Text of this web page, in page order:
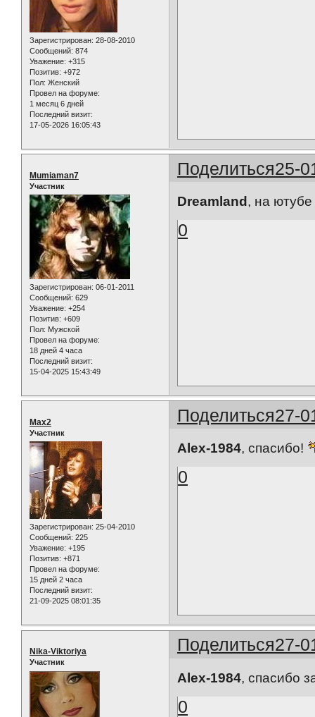
Зарегистрирован: 28-08-2010
Сообщений: 874
Уважение: +315
Позитив: +972
Пол: Женский
Провел на форуме:
1 месяц 6 дней
Последний визит:
17-05-2026 16:05:43
Поделиться25-
Mumiaman7
Участник
Зарегистрирован: 06-01-2011
Сообщений: 629
Уважение: +254
Позитив: +609
Пол: Мужской
Провел на форуме:
18 дней 4 часа
Последний визит:
15-04-2025 15:43:49
Dreamland , на
0
Поделиться27-
Max2
Участник
Зарегистрирован: 25-04-2010
Сообщений: 225
Уважение: +195
Позитив: +871
Провел на форуме:
15 дней 2 часа
Последний визит:
21-09-2025 08:01:35
Alex-1984, спасибо!
0
Поделиться27-
Nika-Viktoriya
Участник
Alex-1984, cпасибо
0